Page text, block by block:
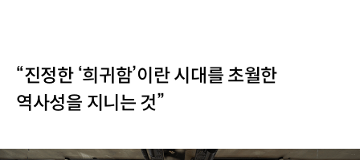
“진정한 ‘희귀함’이란 시대를 초월한
역사성을 지니는 것”